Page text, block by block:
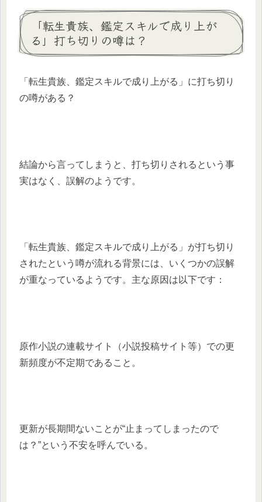
「転生貴族、鑑定スキルで成り上が
る」打ち切りの噂は？
「転生貴族、鑑定スキルで成り上がる」に打ち切り
の噂がある？
結論から言ってしまうと、打ち切りされるという事
実はなく、誤解のようです。
「転生貴族、鑑定スキルで成り上がる」が打ち切り
されたという噂が流れる背景には、いくつかの誤解
が重なっているようです。主な原因は以下です：
原作小説の連載サイト（小説投稿サイト等）での更
新頻度が不定期であること。
更新が長期間ないことが“止まってしまったので
は？”という不安を呼んでいる。